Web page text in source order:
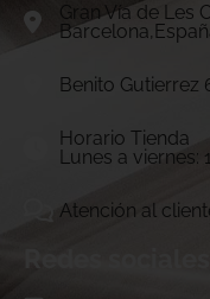
Gran Vía de Les
Benito Gutierrez
Horario Tienda
Lunes a viernes:
Atención al